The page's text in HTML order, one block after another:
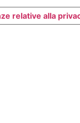
relative alla